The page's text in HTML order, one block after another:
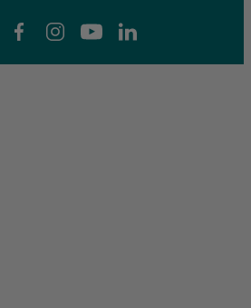
X (Twitter) - CIC
Facebook - CIC
Instagram - CIC
YouTube - CIC